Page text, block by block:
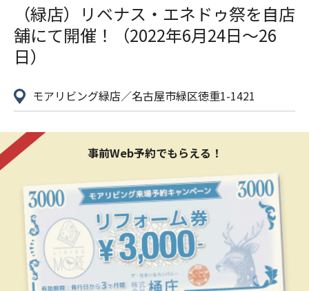
（緑店）リベナス・エネドゥ祭を自店
舗にて開催！（2022年6月24日〜26
日）
モアリビング緑店／名古屋市緑区徳重1-1421
事前Web予約でもらえる！